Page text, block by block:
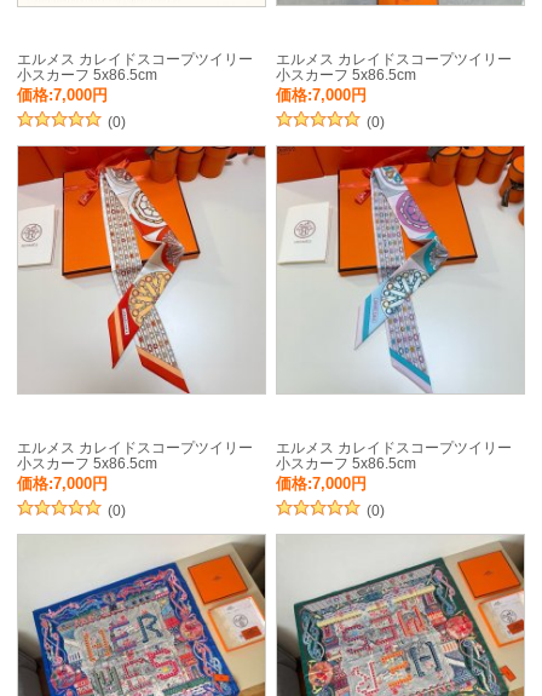
エルメス カレイドスコープツイリー
小スカーフ 5x86.5cm
価格:7,000円
(0)
エルメス カレイドスコープツイリー
小スカーフ 5x86.5cm
価格:7,000円
(0)
エルメス カレイドスコープツイリー
小スカーフ 5x86.5cm
価格:7,000円
(0)
エルメス カレイドスコープツイリー
小スカーフ 5x86.5cm
価格:7,000円
(0)